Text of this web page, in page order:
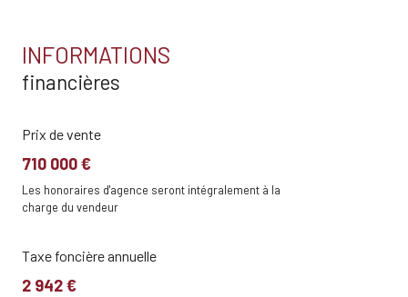
INFORMATIONS
financières
Prix de vente
710 000 €
Les honoraires d'agence seront intégralement à la
charge du vendeur
Taxe foncière annuelle
2 942 €